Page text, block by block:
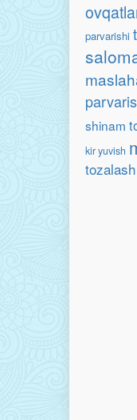
parvarishi
shinam
kir yuvish
tozalash